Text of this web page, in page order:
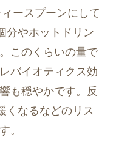
ースプーンにして
分やホットドリン
このくらいの量で
バイオティクス効
も穏やかです。反
くなるなどのリス
。